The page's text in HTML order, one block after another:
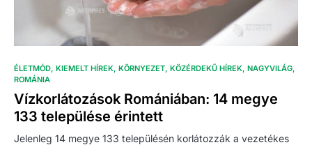
ÉLETMÓD KIEMELT HÍREK KÖRNYEZET KÖZÉRDEKŰ HÍREK NAGYVILÁG
ROMÁNIA
Vízkorlátozások Romániában: 14 megye
133 települése érintett
Jelenleg 14 megye 133 településén korlátozzák a vezetékes